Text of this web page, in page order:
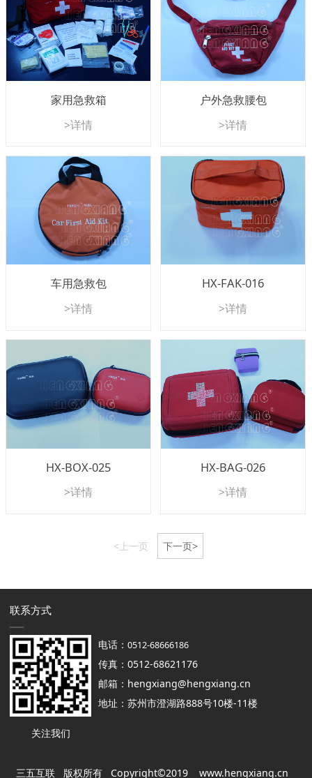
家用急救箱
>详情
户外急救腰包
>详情
车用急救包
>详情
HX-FAK-016
>详情
HX-BOX-025
>详情
HX-BAG-026
>详情
<上一页 下一页>
联系方式
关注我们
电话：0512-68666186
传真：0512-68621176
邮箱：hengxiang@hengxiang.cn
地址：苏州市澄湖路888号10楼-11楼
三五互联 版权所有 Copyright©2019 www.hengxiang.cn